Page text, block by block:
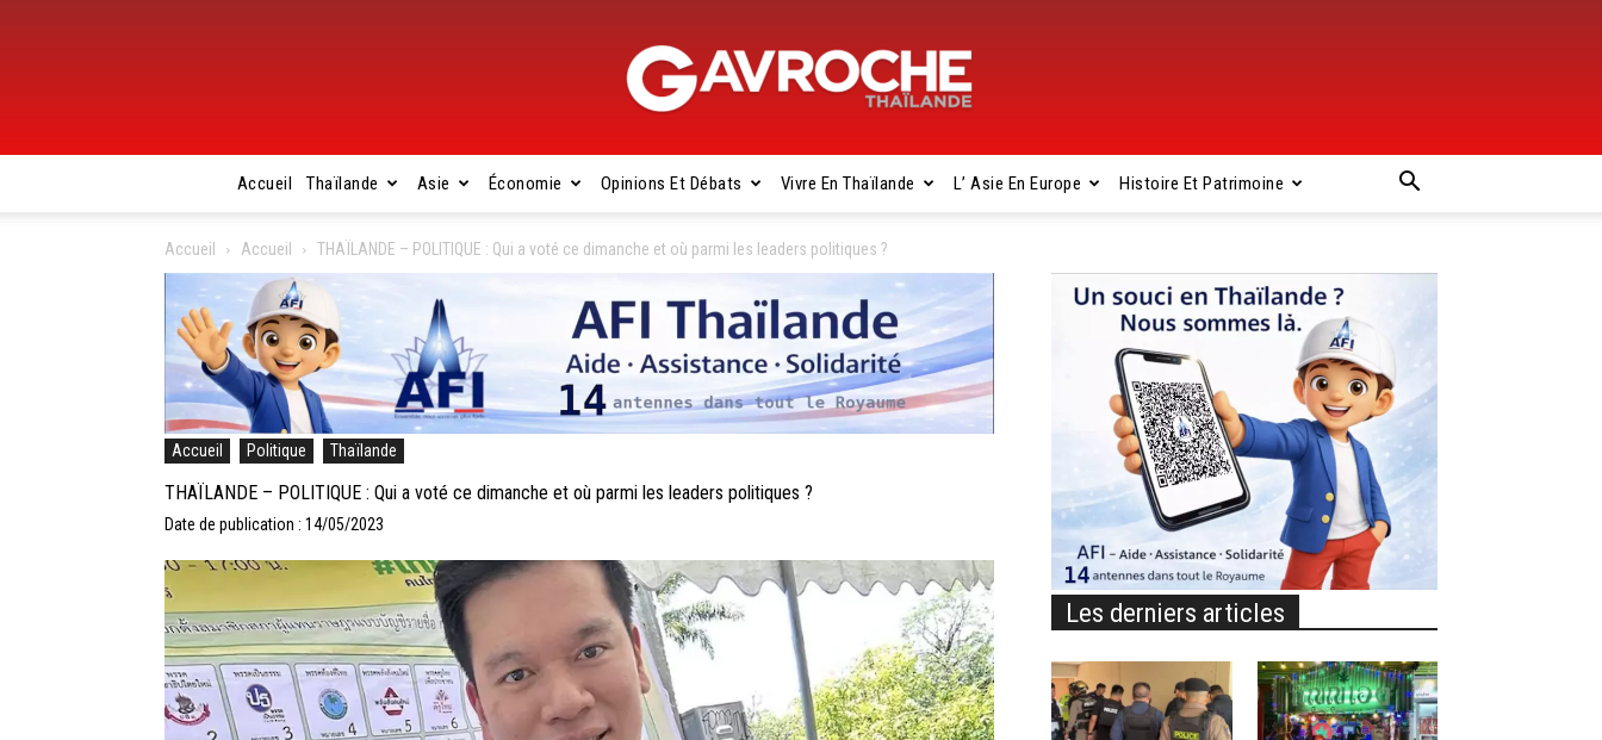
Gavroche
Thaïlande
Accueil Thaïlande Asie Économie Opinions Et Débats Vivre En Thaïlande L’ Asie En Europe Histoire Et Patrimoine
Accueil Accueil THAÏLANDE – POLITIQUE : Qui a voté ce dimanche et où parmi les leaders politiques ?
Accueil Politique Thaïlande
THAÏLANDE – POLITIQUE : Qui a voté ce dimanche et où parmi les leaders politiques ?
Date de publication : 14/05/2023
Les derniers articles